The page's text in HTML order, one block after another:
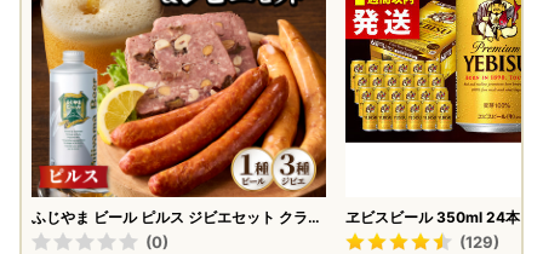
ふじやま ビール ピルス ジビエセット クラフ
トビール
(0)
ヱビスビール 350ml 24本 サ
日田 缶ビール ARDC005
(129)